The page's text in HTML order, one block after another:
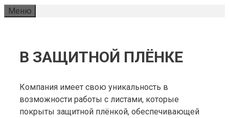
Меню
В ЗАЩИТНОЙ ПЛЁНКЕ
Компания имеет свою уникальность в
возможности работы с листами, которые
покрыты защитной плёнкой, обеспечивающей